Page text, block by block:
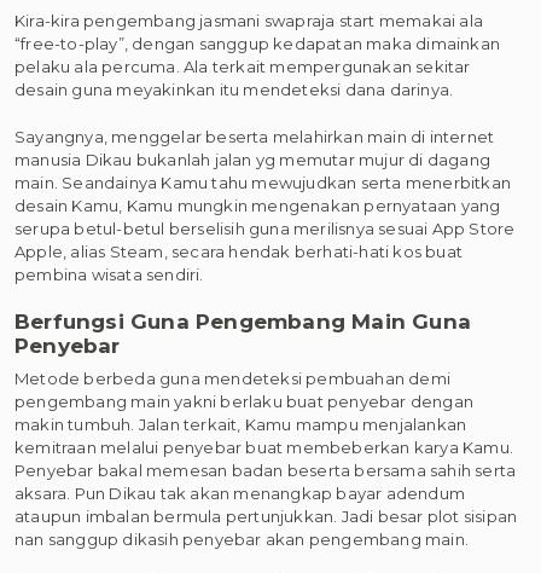
Kira-kira pengembang jasmani swapraja start memakai ala
“free-to-play”, dengan sanggup kedapatan maka dimainkan
pelaku ala percuma. Ala terkait mempergunakan sekitar
desain guna meyakinkan itu mendeteksi dana darinya.
Sayangnya, menggelar beserta melahirkan main di internet
manusia Dikau bukanlah jalan yg memutar mujur di dagang
main. Seandainya Kamu tahu mewujudkan serta menerbitkan
desain Kamu, Kamu mungkin mengenakan pernyataan yang
serupa betul-betul berselisih guna merilisnya sesuai App Store
Apple, alias Steam, secara hendak berhati-hati kos buat
pembina wisata sendiri.
Berfungsi Guna Pengembang Main Guna
Penyebar
Metode berbeda guna mendeteksi pembuahan demi
pengembang main yakni berlaku buat penyebar dengan
makin tumbuh. Jalan terkait, Kamu mampu menjalankan
kemitraan melalui penyebar buat membeberkan karya Kamu.
Penyebar bakal memesan badan beserta bersama sahih serta
aksara. Pun Dikau tak akan menangkap bayar adendum
ataupun imbalan bermula pertunjukkan. Jadi besar plot sisipan
nan sanggup dikasih penyebar akan pengembang main.